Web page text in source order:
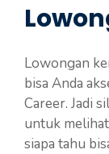
Lowongan
bisa Anda
Career. Jadi
untuk
siapa tahu